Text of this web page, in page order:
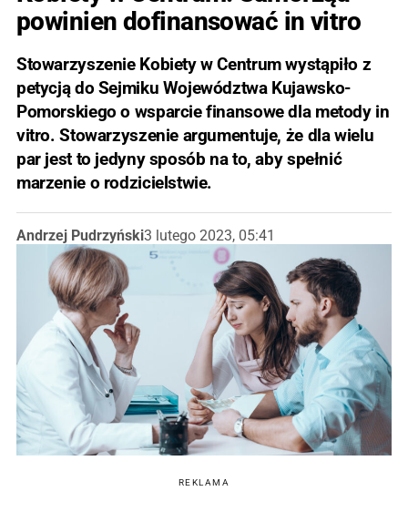
powinien dofinansować in vitro
Stowarzyszenie Kobiety w Centrum wystąpiło z
petycją do Sejmiku Województwa Kujawsko-
Pomorskiego o wsparcie finansowe dla metody in
vitro. Stowarzyszenie argumentuje, że dla wielu
par jest to jedyny sposób na to, aby spełnić
marzenie o rodzicielstwie.
Andrzej Pudrzyński3 lutego 2023, 05:41
REKLAMA